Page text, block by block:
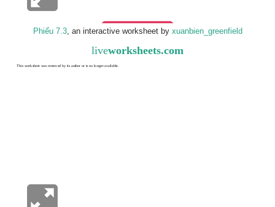
Phiếu 7.3, an interactive worksheet by xuanbien_greenfield
liveworksheets.com